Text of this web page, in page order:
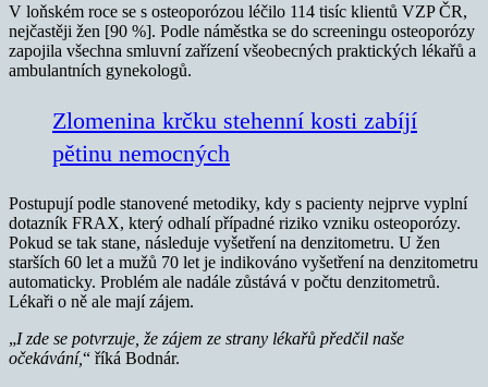
V loňském roce se s osteoporózou léčilo 114 tisíc klientů VZP ČR,
nejčastěji žen [90 %]. Podle náměstka se do screeningu osteoporózy
zapojila všechna smluvní zařízení všeobecných praktických lékařů a
ambulantních gynekologů.
Zlomenina krčku stehenní kosti zabíjí
pětinu nemocných
Postupují podle stanovené metodiky, kdy s pacienty nejprve vyplní
dotazník FRAX, který odhalí případné riziko vzniku osteoporózy.
Pokud se tak stane, následuje vyšetření na denzitometru. U žen
starších 60 let a mužů 70 let je indikováno vyšetření na denzitometru
automaticky. Problém ale nadále zůstává v počtu denzitometrů.
Lékaři o ně ale mají zájem.
„I zde se potvrzuje, že zájem ze strany lékařů předčil naše
očekávání,“ říká Bodnár.